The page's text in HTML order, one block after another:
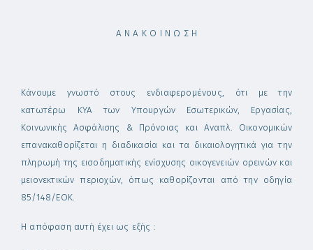
Α Ν Α Κ Ο Ι Ν Ω Σ Η
Κάνουμε γνωστό στους ενδιαφερομένους, ότι με την
κατωτέρω ΚΥΑ των Υπουργών Εσωτερικών, Εργασίας,
Κοινωνικής Ασφάλισης & Πρόνοιας και Αναπλ. Οικονομικών
επανακαθορίζεται η διαδικασία και τα δικαιολογητικά για την
πληρωμή της εισοδηματικής ενίσχυσης οικογενειών ορεινών και
μειονεκτικών περιοχών, όπως καθορίζονται από την οδηγία
85/148/ΕΟΚ.
Η απόφαση αυτή έχει ως εξής :